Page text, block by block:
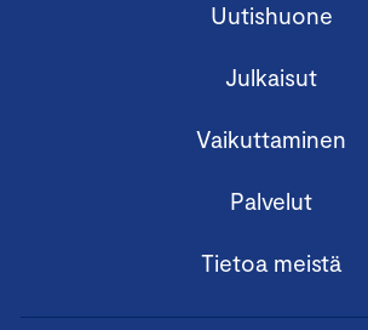
Uutishuone
Julkaisut
Vaikuttaminen
Palvelut
Tietoa meistä